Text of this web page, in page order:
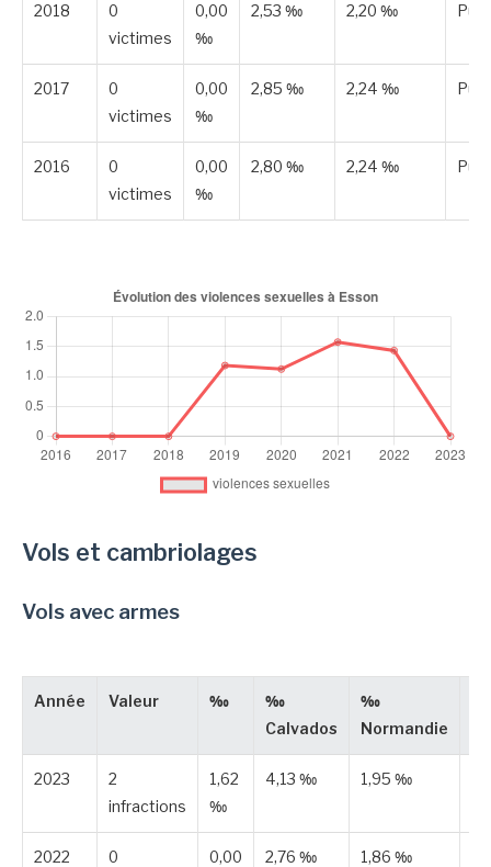
2018
0
victimes
0,00
‰
2,53 ‰ 2,20 ‰
2017
0
victimes
0,00
‰
2,85 ‰ 2,24 ‰
2016
0
victimes
0,00
‰
2,80 ‰ 2,24 ‰
Vols et cambriolages
Vols avec armes
Année Valeur ‰
‰
Calvados
‰
Normandie
2023
2
infractions
1,62
‰
4,13 ‰ 1,95 ‰
2022
0
0,00
2,76 ‰ 1,86 ‰